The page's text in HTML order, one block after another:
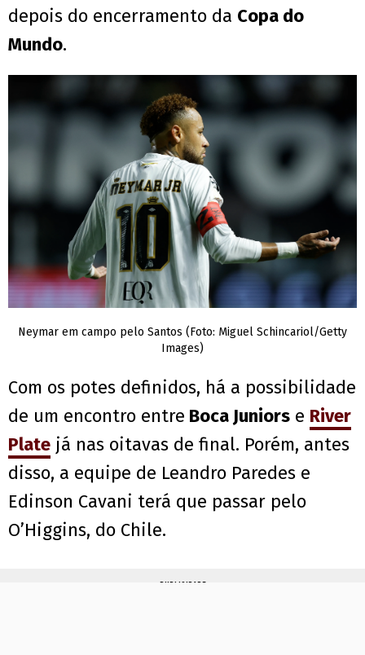
depois do encerramento da Copa do
Mundo.
Neymar em campo pelo Santos (Foto: Miguel Schincariol/Getty
Images)
Com os potes definidos, há a possibilidade
de um encontro entre Boca Juniors e River
Plate já nas oitavas de final. Porém, antes
disso, a equipe de Leandro Paredes e
Edinson Cavani terá que passar pelo
O’Higgins, do Chile.
PUBLICIDADE